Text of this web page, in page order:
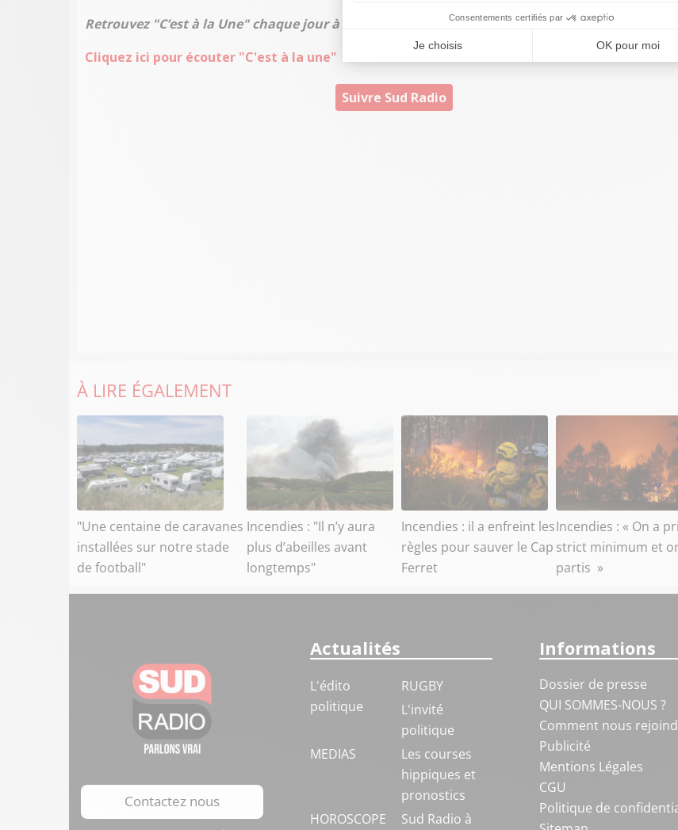
Retrouvez "C’est à la Une" chaque jour à 7h10 dans le Grand Matin Sud Radio avec Patrick
Cliquez ici pour écouter "C'est à la une"
Suivre Sud Radio
À LIRE ÉGALEMENT
"Une centaine de caravanes
installées sur notre stade
de football"
Incendies : "Il n’y aura
plus d’abeilles avant
longtemps"
Incendies : il a enfreint les
règles pour sauver le Cap
Ferret
Incendies : « On a
strict minimum et
partis »
Contactez nous
Actualités
L'édito
politique
RUGBY
L'invité
politique
MEDIAS
Les courses
hippiques et
pronostics
HOROSCOPE
Sud Radio à
Informations
Dossier de presse
QUI SOMMES-NOUS ?
Comment nous
Publicité
Mentions Légales
CGU
Politique de